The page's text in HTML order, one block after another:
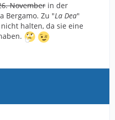
November in der
Bergamo. Zu "La Dea"
halten, da sie eine